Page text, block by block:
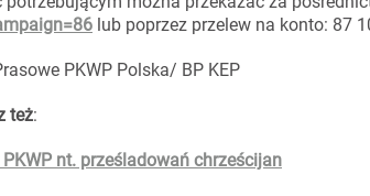
lub poprzez przelew na konto: 87
PKWP Polska/ BP KEP
też:
PKWP nt. prześladowań chrześcijan